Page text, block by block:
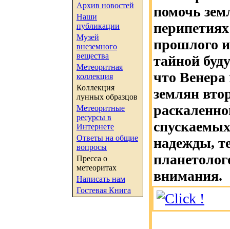
Архив новостей
Наши
публикации
Музей
внеземного
вещества
Метеоритная
коллекция
Коллекция
лунных образцов
Метеоритные
ресурсы в
Интернете
Ответы на общие
вопросы
Пресса о
метеоритах
Написать нам
Гостевая Книга
помочь
прошлого и
тайной
что Венера
землян
надежды,
внимания.